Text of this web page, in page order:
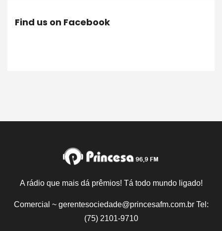
Find us on Facebook
A rádio que mais dá prêmios! Tá todo mundo ligado!
Comercial ~ gerentesociedade@princesafm.com.br Tel:
(75) 2101-9710